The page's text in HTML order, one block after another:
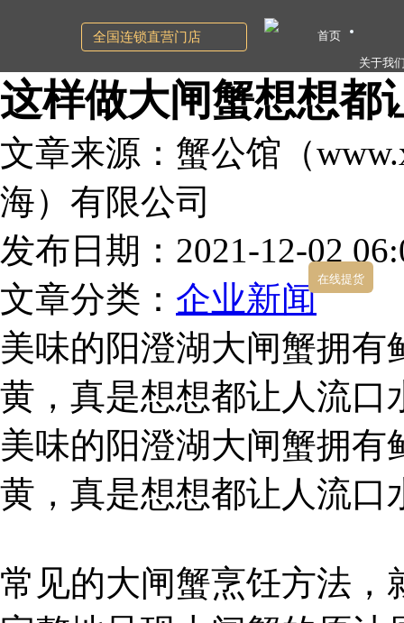
这样做大闸蟹想想都
文章来源：蟹公馆（
海）有限公司
发布日期：2021-12-02
文章分类： 企业新闻
美味的阳澄湖大闸蟹拥
黄，真是想想都让人流口
美味的阳澄湖大闸蟹拥
黄，真是想想都让人流口
常见的大闸蟹烹饪方法，
全国连锁直营门店
首页
关于我
在线提货